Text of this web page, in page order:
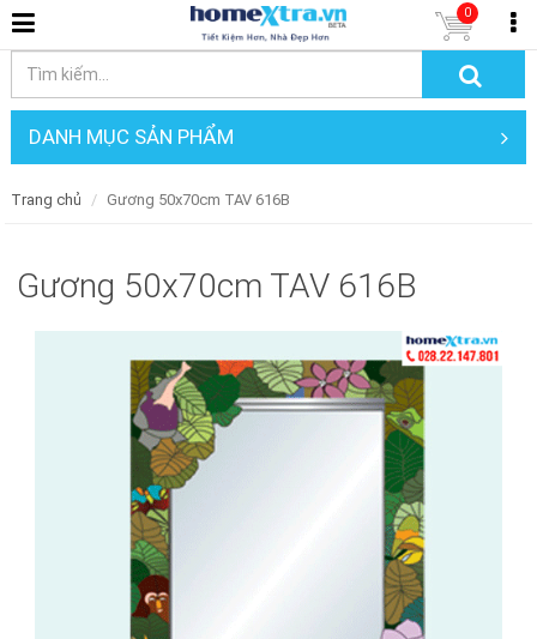
0
DANH MỤC SẢN PHẨM
Trang chủ Gương 50x70cm TAV 616B
Gương 50x70cm TAV 616B